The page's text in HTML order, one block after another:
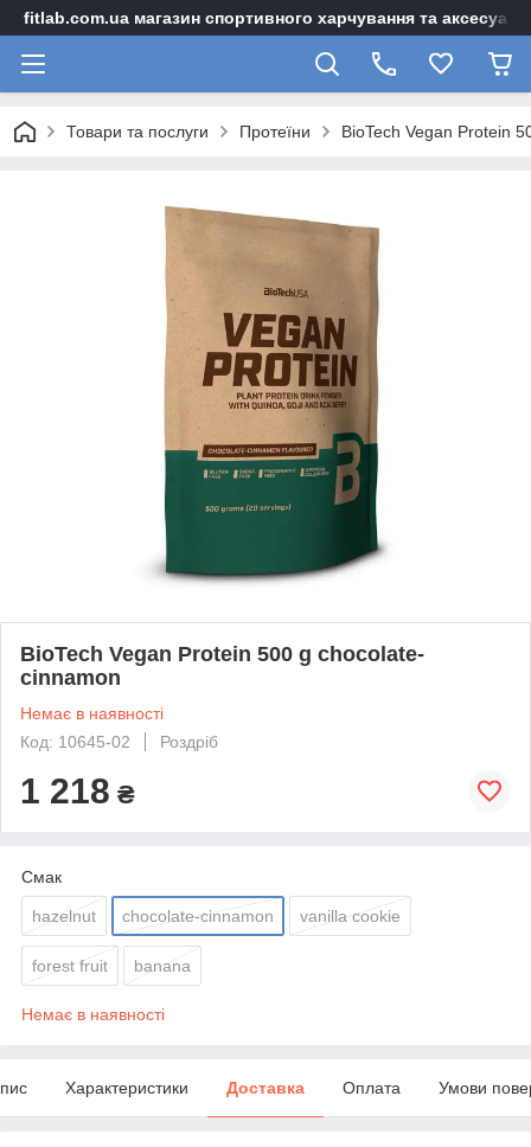
fitlab.com.ua магазин спортивного харчування та
Товари та послуги Протеїни BioTech Vegan Protein
BioTech Vegan Protein 500 g chocolate-
cinnamon
Немає в наявності
Код: 10645-02
Роздріб
1 218 ₴
Смак
hazelnut chocolate-cinnamon vanilla cookie
forest fruit banana
Немає в наявності
Характеристики Доставка Оплата Умови